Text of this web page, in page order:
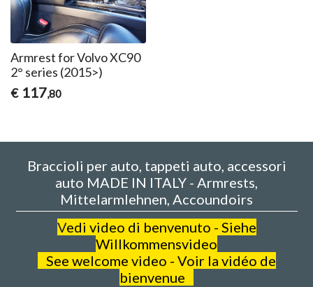
Armrest for Volvo XC90
2° series (2015>)
€ 117,80
Braccioli per auto, tappeti auto, accessori
auto MADE IN ITALY - Armrests,
Mittelarmlehnen, Accoundoirs
Vedi video di benvenuto - Siehe
Willkommensvideo
See welcome video - Voir la vidéo de
bienvenue